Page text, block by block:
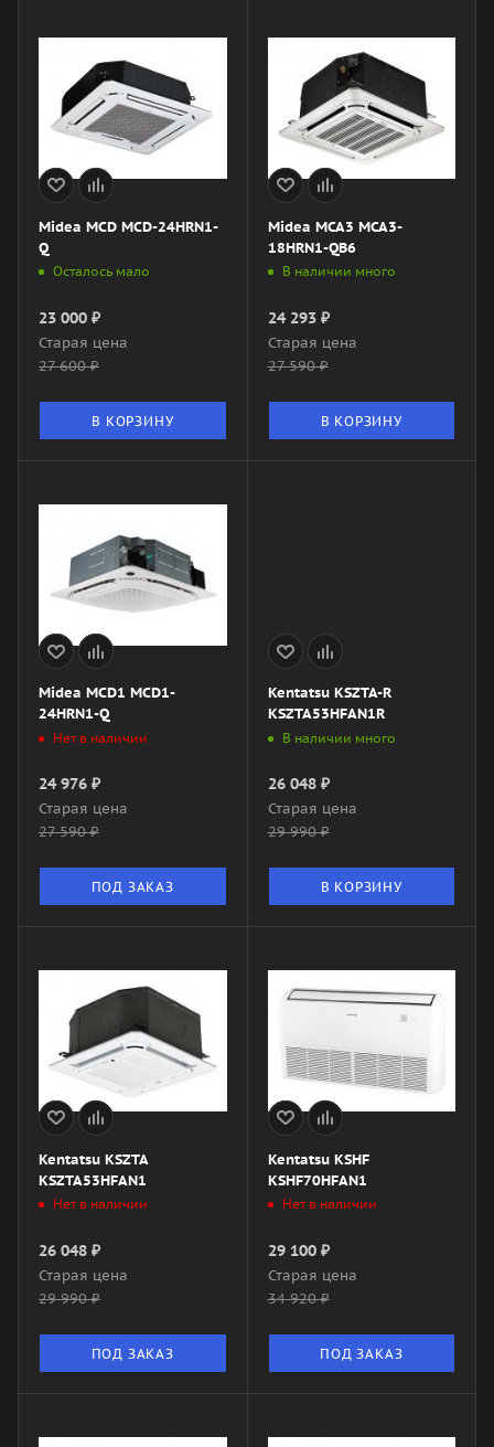
Midea MCD MCD-24HRN1-
Q
Осталось мало
23 000 ₽
Старая цена
27 600₽
В КОРЗИНУ
Midea MCA3 MCA3-
18HRN1-QB6
В наличии много
24 293₽
Старая цена
27 590₽
В КОРЗИНУ
Midea MCD1 MCD1-
24HRN1-Q
Нет в наличии
24 976 ₽
Старая цена
27 590₽
ПОД ЗАКАЗ
Kentatsu KSZTA-R
KSZTA53HFAN1R
В наличии много
26 048₽
Старая цена
29 990₽
В КОРЗИНУ
Kentatsu KSZTA
KSZTA53HFAN1
Нет в наличии
26 048 ₽
Старая цена
29 990₽
ПОД ЗАКАЗ
Kentatsu KSHF
KSHF70HFAN1
Нет в наличии
29 100₽
Старая цена
34 920₽
ПОД ЗАКАЗ